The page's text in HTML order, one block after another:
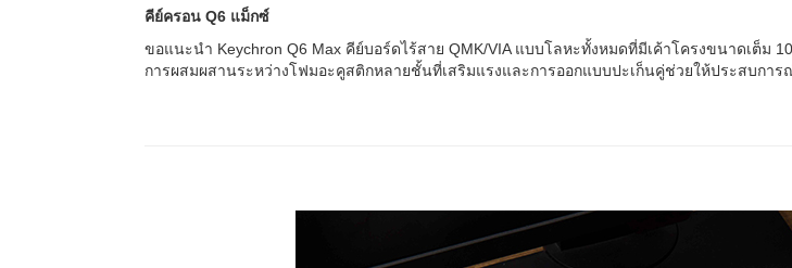
คีย์ครอน Q6 แม็กซ์
ขอแนะนำ Keychron Q6 Max คีย์บอร์ดไร้สาย QMK/VIA แบบโลหะทั้งหมดที่มีเค้าโครงขนาดเต็ม
การผสมผสานระหว่างโฟมอะคูสติกหลายชั้นที่เสริมแรงและการออกแบบปะเก็นคู่ช่วยให้ประสบกา